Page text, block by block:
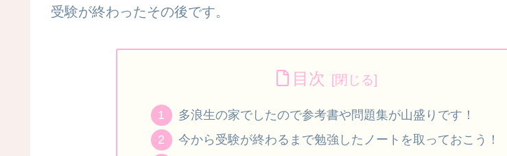
受験が終わったその後です。
目次
多浪生の家でしたので参考書や問題集が山盛りです！
今から受験が終わるまで勉強したノートを取っておこう！